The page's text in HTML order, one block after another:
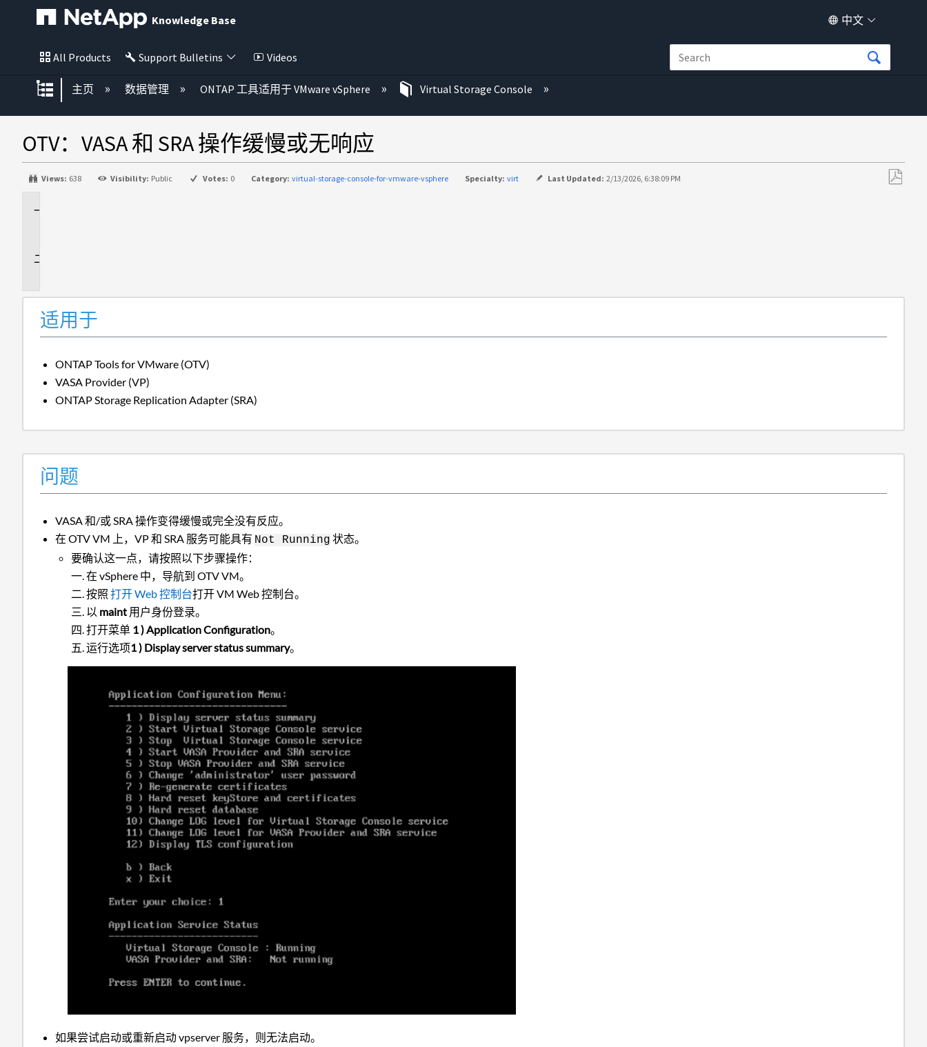
Knowledge Base 中文
All Products Support Bulletins Videos
扩展/隐缩全局层次
主页 数据管理 ONTAP 工具适用于 VMware vSphere Virtual Storage Console
OTV：VASA 和 SRA 操作缓慢或无响应
Views: 638 Visibility: Public Votes: 0 Category: virtual-storage-console-for-vmware-vsphere Specialty: virt Last Updated: 2/13/2026, 6:38:09 PM
适用于
ONTAP Tools for VMware (OTV)
VASA Provider (VP)
ONTAP Storage Replication Adapter (SRA)
问题
VASA 和/或 SRA 操作变得缓慢或完全没有反应。
在 OTV VM 上，VP 和 SRA 服务可能具有 Not Running 状态。
要确认这一点，请按照以下步骤操作：
在 vSphere 中，导航到 OTV VM。
按照打开 Web 控制台打开 VM Web 控制台。
以 maint 用户身份登录。
打开菜单 1 ) Application Configuration。
运行选项1 ) Display server status summary。
如果尝试启动或重新启动 vpserver 服务，则无法启动。